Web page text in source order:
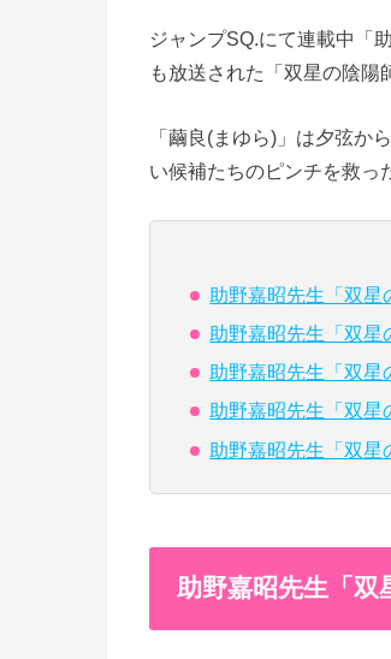
ジャンプSQ.にて連載中「
も放送された「双星の陰
「繭良(まゆら)」は夕弦か
い候補たちのピンチを救っ
助野嘉昭先生「双星
助野嘉昭先生「双星
助野嘉昭先生「双星
助野嘉昭先生「双
助野嘉昭先生「双星
助野嘉昭先生「双